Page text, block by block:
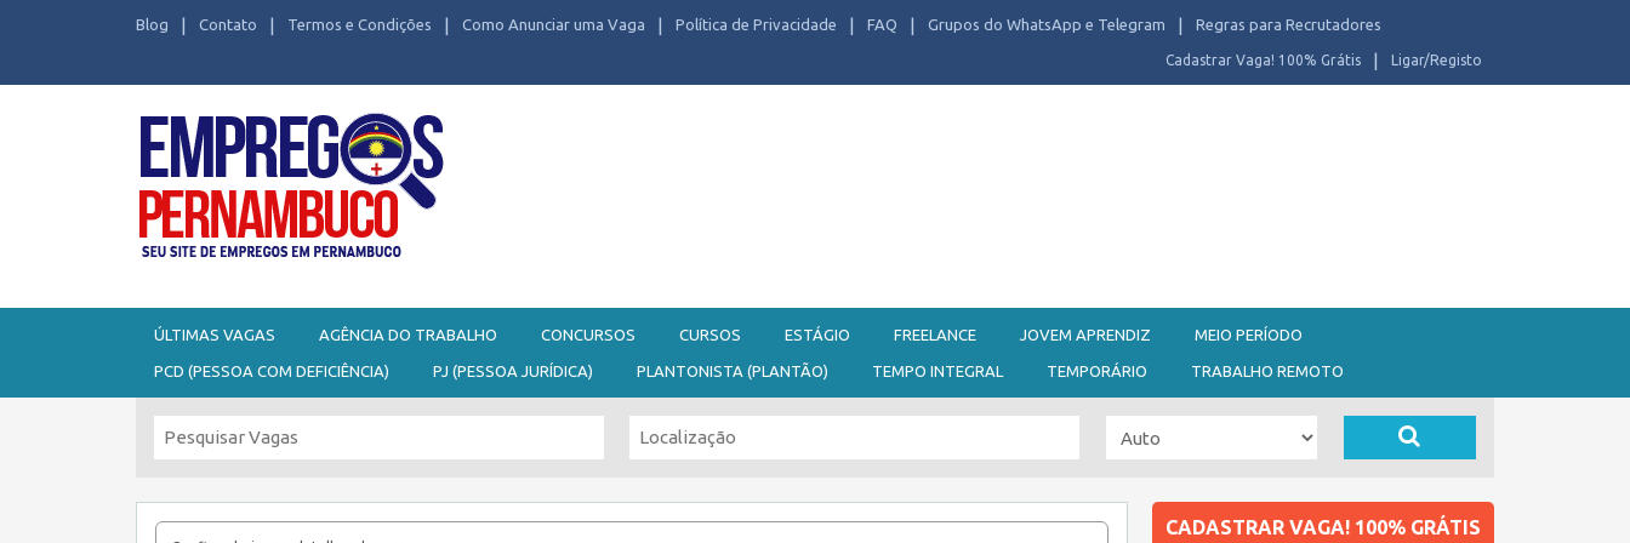
Blog Contato Termos e Condições Como Anunciar uma Vaga Política de Privacidade FAQ Grupos do WhatsApp e Telegram Regras para Recrutadores
Ligar/Registo
Cadastrar Vaga! 100% Grátis
ÚLTIMAS VAGAS AGÊNCIA DO TRABALHO CONCURSOS CURSOS ESTÁGIO FREELANCE JOVEM APRENDIZ MEIO PERÍODO
PCD (PESSOA COM DEFICIÊNCIA) PJ (PESSOA JURÍDICA) PLANTONISTA (PLANTÃO) TEMPO INTEGRAL TEMPORÁRIO TRABALHO REMOTO
CADASTRAR VAGA! 100% GRÁTIS